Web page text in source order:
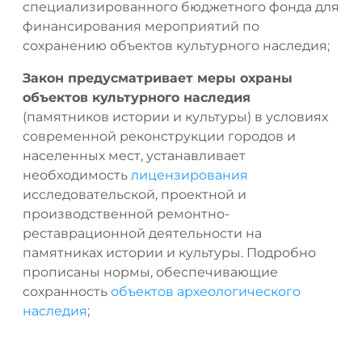
специализированного бюджетного фонда для
финансирования мероприятий по
сохранению объектов культурного наследия;
Закон предусматривает меры охраны
объектов культурного наследия
(памятников истории и культуры) в условиях
современной реконструкции городов и
населенных мест, устанавливает
необходимость лицензирования
исследовательской, проектной и
производственной ремонтно-
реставрационной деятельности на
памятниках истории и культуры. Подробно
прописаны нормы, обеспечивающие
сохранность объектов археологического
наследия;